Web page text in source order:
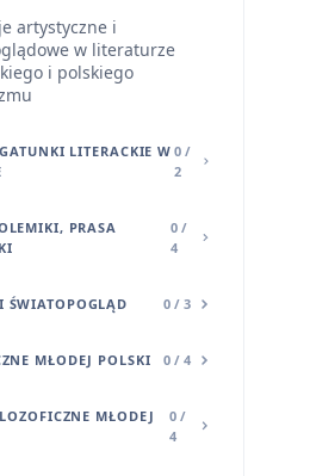
artystyczne i
w literaturze
i polskiego
LITERACKIE W 0 /
2
PRASA
0 /
4
ŚWIATOPOGLĄD 0 / 3
MŁODEJ POLSKI 0 / 4
MŁODEJ
0 /
4